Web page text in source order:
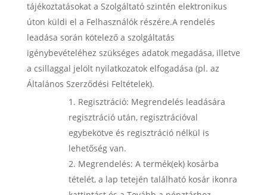
tájékoztatásokat a Szolgáltató szintén elektronikus
úton küldi el a Felhasználók részére.A rendelés
leadása során kötelező a szolgáltatás
igénybevételéhez szükséges adatok megadása, illetve
a csillaggal jelölt nyilatkozatok elfogadása (pl. az
Általános Szerződési Feltételek).
Regisztráció: Megrendelés leadására
regisztráció után, regisztrációval
egybekötve és regisztráció nélkül is
lehetőség van.
Megrendelés: A termék(ek) kosárba
tételét, a lap tetején található kosár ikonra